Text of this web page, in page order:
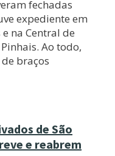
fechadas
expediente em
na Central de
Ao todo,
braços
de São
e reabrem